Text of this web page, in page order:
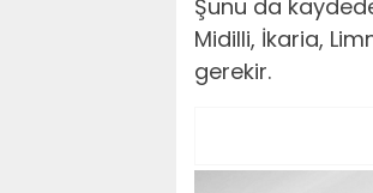
Şunu da
Midilli, İkaria,
gerekir.